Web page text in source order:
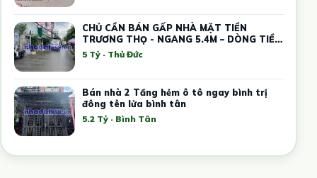
CHỦ CẦN BÁN GẤP NHÀ MẶT TIỀN
TRƯƠNG THỌ - NGANG 5.4M – DÒNG TIỀN
12 TRIỆU
5 Tỷ · Thủ Đức
Bán nhà 2 Tầng hẻm ô tô ngay bình trị
đông tên lửa bình tân
5.2 Tỷ · Bình Tân